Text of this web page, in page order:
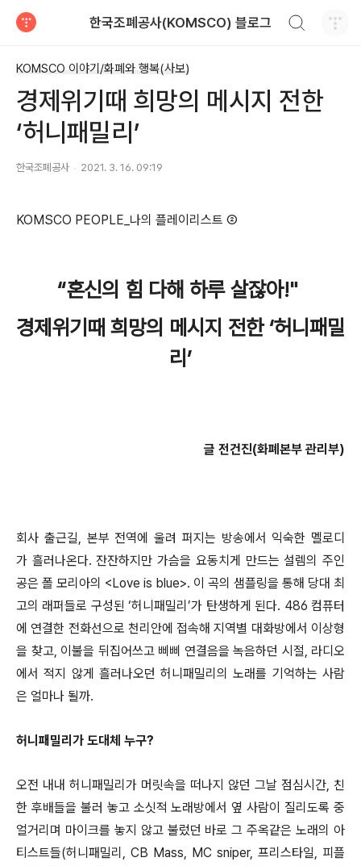
한국조폐공사(KOMSCO) 블로그
KOMSCO 이야기/화폐와 행복(사보)
경제위기때 희망의 메시지 전한
‘허니패밀리’
한국조폐공사 2021. 3. 16. 09:19
KOMSCO PEOPLE_나의 플레이리스트 ②
“혼신의 힘 다해 하루 살잖아!"
경제위기때 희망의 메시지 전한 ‘허니패밀
리’
글 전건진(화폐본부 관리부)
회사 출근길, 본부 전역에 울려 퍼지는 방송에서 익숙한 멜로디
가 흘러나온다. 잔잔하지만 가슴을 요동치게 만드는 설렘의 주인
공은 폴 모리아의 <Love is blue>. 이 곡의 샘플링을 통해 당대 최
고의 래퍼들로 구성된 ‘허니패밀리’가 탄생하게 된다. 486 컴퓨터
에 연결한 전화선으로 천리안에 접속해 지역별 대화방에서 이상형
을 찾고, 이불을 뒤집어쓰고 삐삐 연결음을 녹음하던 시절, 라디오
에서 적지 않게 흘러나오던 허니패밀리의 노래를 기억하는 사람
은 얼마나 될까.
허니패밀리가 도대체 누구?
오전 내내 허니패밀리가 머릿속을 떠나지 않던 그날 점심시간, 친
한 후배들을 불러 놓고 소싯적 노래방에서 옆 사람이 질리도록 중
얼거리며 마이크를 놓지 않고 불렀던 바로 그 주옥같은 노래의 아
티스트들(허니패밀리, CB Mass, MC sniper, 프리스타일, 피플